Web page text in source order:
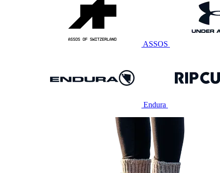
ASSOS
Endura